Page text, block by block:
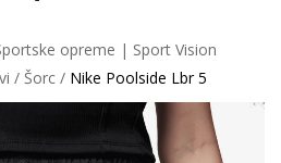
opreme | Sport Vision
Šorc Nike Poolside Lbr 5